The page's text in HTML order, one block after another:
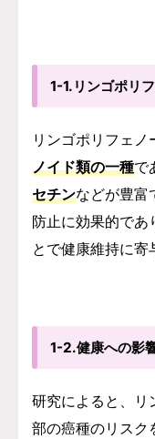
1-1.リンゴポリ
リンゴポリフェ
ノイド類の一種で
セチンなどが豊富
防止に効果的であ
とで健康維持に寄
1-2.健康への影
研究によると、リ
部の癌種のリスク